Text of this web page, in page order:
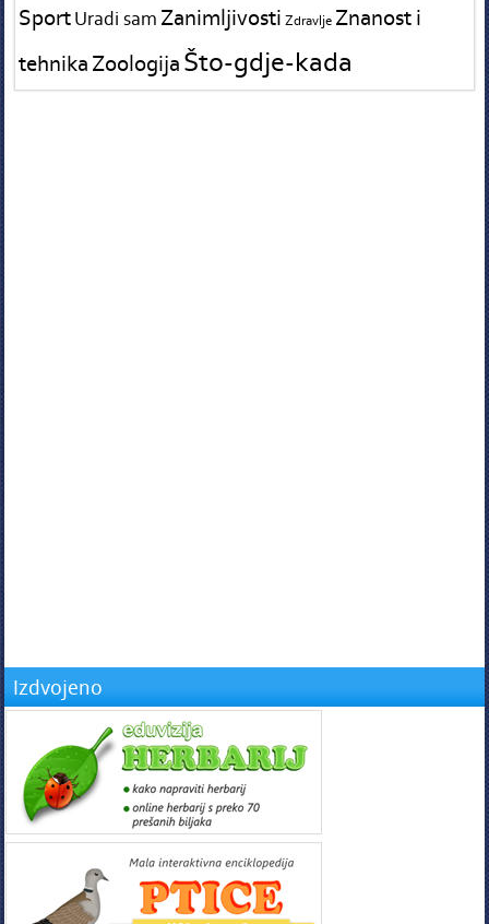
SportUradi sam Zanimljivosti Zdravlje Znanost i
tehnika Zoologija Što-gdje-kada
Izdvojeno